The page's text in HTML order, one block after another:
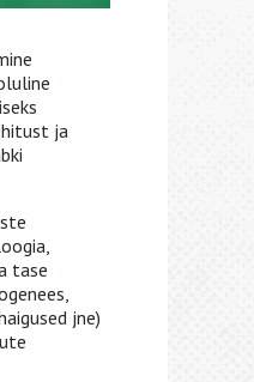
ja
tase
jne)